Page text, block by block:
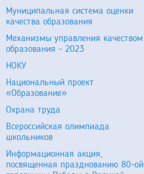
Муниципальная система оценки
качества образования
Механизмы управления качеством
образования - 2023
НОКУ
Национальный проект
«Образование»
Охрана труда
Всероссийская олимпиада
школьников
Информационная акция,
посвященная празднованию 80-ой